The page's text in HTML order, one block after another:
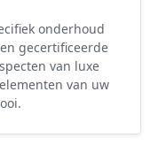
onderhoud
gecertificeerde
van luxe
van uw